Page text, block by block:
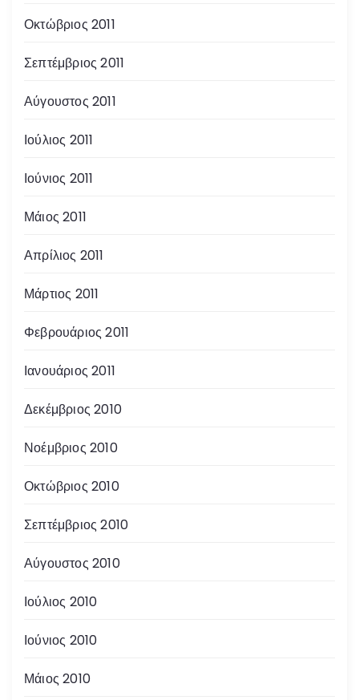
Οκτώβριος 2011
Σεπτέμβριος 2011
Αύγουστος 2011
Ιούλιος 2011
Ιούνιος 2011
Μάιος 2011
Απρίλιος 2011
Μάρτιος 2011
Φεβρουάριος 2011
Ιανουάριος 2011
Δεκέμβριος 2010
Νοέμβριος 2010
Οκτώβριος 2010
Σεπτέμβριος 2010
Αύγουστος 2010
Ιούλιος 2010
Ιούνιος 2010
Μάιος 2010